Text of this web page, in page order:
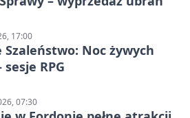
17:00
Szaleństwo: Noc żywych
RPG
07:30